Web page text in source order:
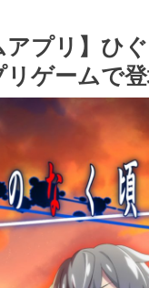
アプリ】ひ
ゲームで登